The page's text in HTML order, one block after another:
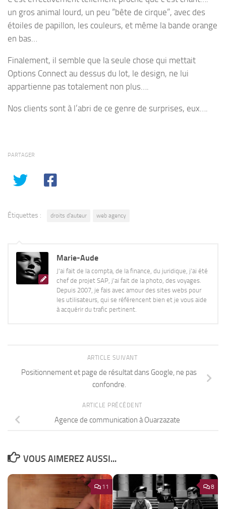
un gros animal lourd, un peu “bête de cirque”, avec des
étoiles de papillon, les couleurs, et même la bande orange
en bas…
Finalement, il semble que la seule chose qui mettait
Options Connect au dessus du lot, le design, ne lui
appartienne pas totalement non plus….
Nos clients sont à l’abri de ce genre de surprises, eux….
PARTAGER
Étiquettes : droits d'auteur web agency
Marie-Aude
J'ai fait de la compta, de la finance, du juridique, j'ai été
chef de projet SAP, j'ai fait de la photo, des voyages.
Depuis 2007, je fais avec amour des sites webs pour
les utilisateurs, qui se référencent bien et je vous aide
à acquérir du trafic pertinent.
ARTICLE SUIVANT
Positionnement et page de résultat dans Google, ne pas
confondre.
ARTICLE PRÉCÉDENT
Agence de communication à Ouarzazate
VOUS AIMEREZ AUSSI...
11 8